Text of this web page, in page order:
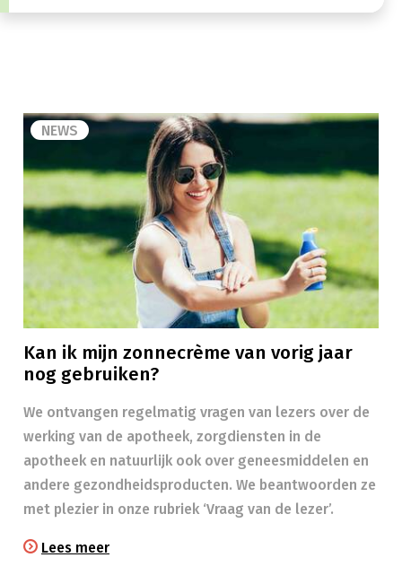
NEWS
Kan ik mijn zonnecrème van vorig jaar
nog gebruiken?
We ontvangen regelmatig vragen van lezers over de
werking van de apotheek, zorgdiensten in de
apotheek en natuurlijk ook over geneesmiddelen en
andere gezondheidsproducten. We beantwoorden ze
met plezier in onze rubriek ‘Vraag van de lezer’.
Lees meer